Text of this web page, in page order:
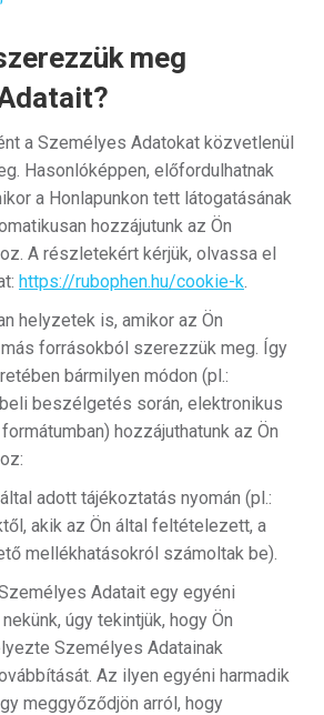
meg
a Személyes Adatokat közvetlenül
Hasonlóképpen, előfordulhatnak
a Honlapunkon tett látogatásának
hozzájutunk az Ön
A részletekért kérjük, olvassa el
https://rubophen.hu/cookie-k.
helyzetek is, amikor az Ön
forrásokból szerezzük meg. Így
bármilyen módon (pl.:
beszélgetés során, elektronikus
hozzájuthatunk az Ön
adott tájékoztatás nyomán (pl.:
akik az Ön által feltételezett, a
mellékhatásokról számoltak be).
Adatait egy egyéni
úgy tekintjük, hogy Ön
Személyes Adatainak
Az ilyen egyéni harmadik
meggyőződjön arról, hogy